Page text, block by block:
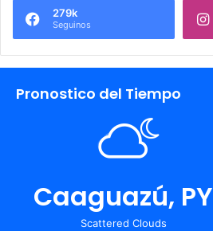
279k
Seguinos
Pronostico del Tiempo
Caaguazú, PY
Scattered Clouds